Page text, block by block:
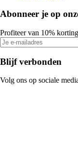
Abonneer je op
Profiteer van 10%
Blijf verbonden
Volg ons op sociale